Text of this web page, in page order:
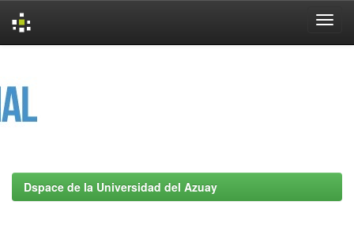
Dspace de la Universidad del Azuay